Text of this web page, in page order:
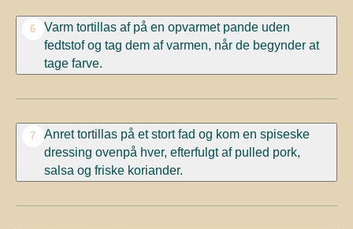
6
Varm tortillas af på en opvarmet pande uden
fedtstof og tag dem af varmen, når de begynder at
tage farve.
7
Anret tortillas på et stort fad og kom en spiseske
dressing ovenpå hver, efterfulgt af pulled pork,
salsa og friske koriander.